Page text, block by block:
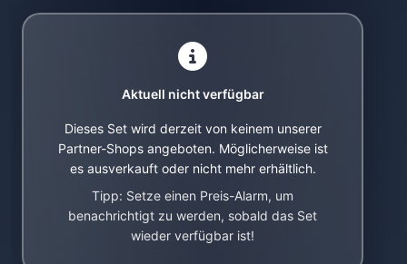
Aktuell nicht verfügbar
Dieses Set wird derzeit von keinem unserer
Partner-Shops angeboten. Möglicherweise ist
es ausverkauft oder nicht mehr erhältlich.
Tipp: Setze einen Preis-Alarm, um
benachrichtigt zu werden, sobald das Set
wieder verfügbar ist!